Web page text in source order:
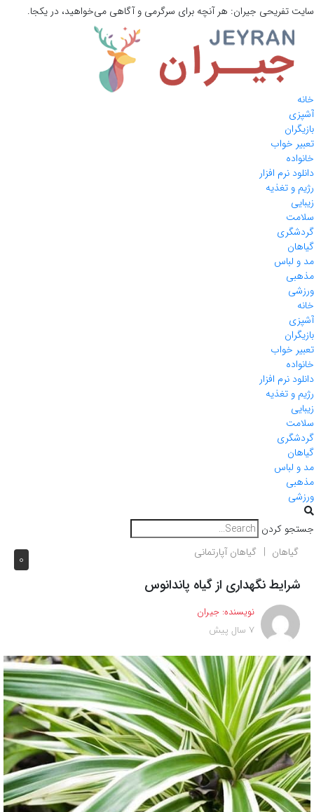
سایت تفریحی جیران: هر آنچه برای سرگرمی و آگاهی می‌خواهید، در یکجا.
خانه
آشپزی
بازیگران
تعبیر خواب
خانواده
دانلود نرم افزار
رژیم و تغذیه
زیبایی
سلامت
گردشگری
گیاهان
مد و لباس
مذهبی
ورزشی
خانه
آشپزی
بازیگران
تعبیر خواب
خانواده
دانلود نرم افزار
رژیم و تغذیه
زیبایی
سلامت
گردشگری
گیاهان
مد و لباس
مذهبی
ورزشی
جستجو کردن
0 گیاهان گیاهان آپارتمانی
شرایط نگهداری از گیاه پاندانوس
نویسنده: جیران
7 سال پیش